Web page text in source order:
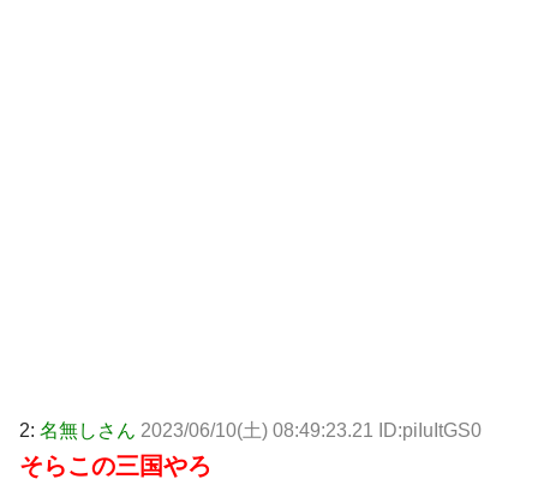
2: 名無しさん 2023/06/10(土) 08:49:23.21 ID:piIuItGS0
そらこの三国やろ